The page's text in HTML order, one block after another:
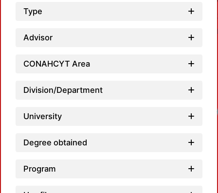
Type
Advisor
CONAHCYT Area
Division/Department
University
Degree obtained
Program